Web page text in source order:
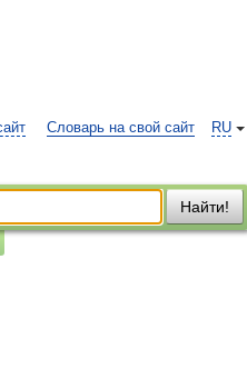
RU
Словарь на свой сайт
Найти!